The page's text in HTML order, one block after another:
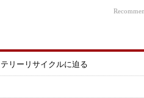
リーリサイクルに迫る